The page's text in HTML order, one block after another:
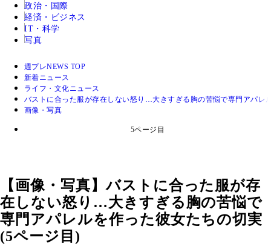
政治・国際
経済・ビジネス
IT・科学
写真
週プレNEWS TOP
新着ニュース
ライフ・文化ニュース
バストに合った服が存在しない怒り…大きすぎる胸の苦悩で専門アパレ
画像・写真
5ページ目
【画像・写真】バストに合った服が存
在しない怒り…大きすぎる胸の苦悩で
専門アパレルを作った彼女たちの切実
(5ページ目)